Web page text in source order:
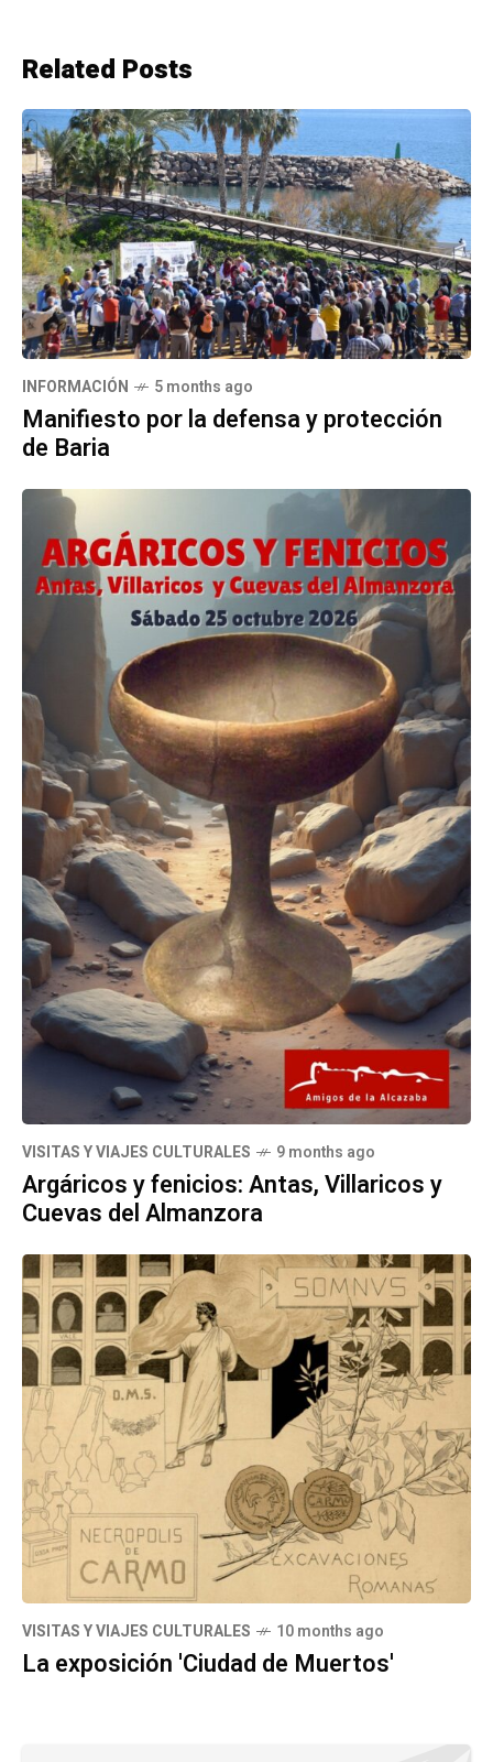
Related Posts
INFORMACIÓN 5 months ago
Manifiesto por la defensa y protección
de Baria
VISITAS Y VIAJES CULTURALES 9 months ago
Argáricos y fenicios: Antas, Villaricos y
Cuevas del Almanzora
VISITAS Y VIAJES CULTURALES 10 months ago
La exposición 'Ciudad de Muertos'